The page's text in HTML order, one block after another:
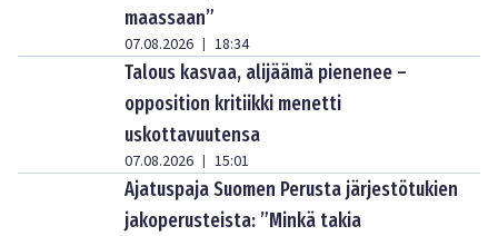
maassaan”
07.08.2026 | 18:34
Talous kasvaa, alijäämä pienenee –
opposition kritiikki menetti
uskottavuutensa
07.08.2026 | 15:01
Ajatuspaja Suomen Perusta järjestötukien
jakoperusteista: ”Minkä takia